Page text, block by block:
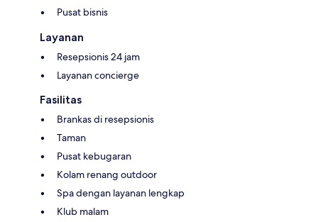
Pusat bisnis
Layanan
Resepsionis 24 jam
Layanan concierge
Fasilitas
Brankas di resepsionis
Taman
Pusat kebugaran
Kolam renang outdoor
Spa dengan layanan lengkap
Klub malam